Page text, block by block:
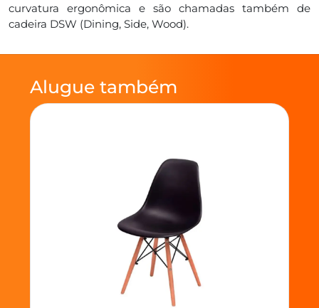
curvatura ergonômica e são chamadas também de
cadeira DSW (Dining, Side, Wood).
Alugue também